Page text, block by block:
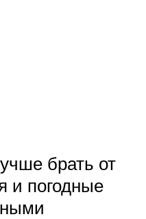
брать от
и погодные